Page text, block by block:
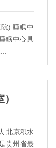
) 睡眠中
眠中心具
北京积水
贵州省最